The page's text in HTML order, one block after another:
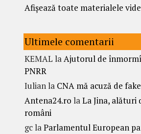
Afișează toate materialele
Ultimele comentarii
KEMAL laAjutorul de
PNRR
Iulianla CNA mă acuză de
Antena24.ro laLa Jina, alături
români
gclaParlamentul European